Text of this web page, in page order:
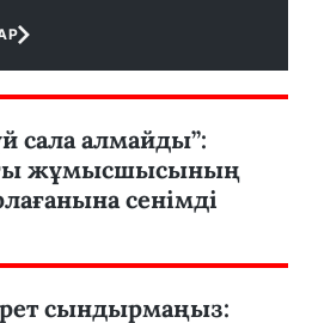
сала алмайды”:
жұмысшысының
сенімді
сындырмаңыз: